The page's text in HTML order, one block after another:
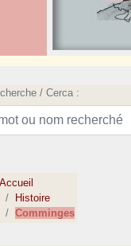
/ Cerca :
Accueil
Histoire
Comminges